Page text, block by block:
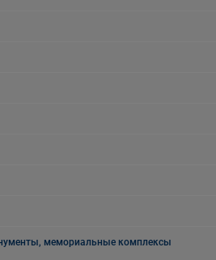
мемориальные комплексы